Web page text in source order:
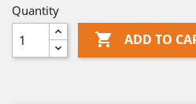
Quantity
 ADD TO